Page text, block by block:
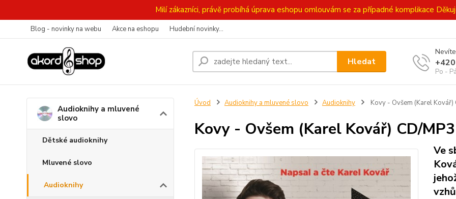
Milí zákazníci, právě probíhá úprava eshopu omlouvám se za případné komplikace
Blog - novinky na webu Akce na eshopu Hudební novinky...
Hledat
Po -
Audioknihy a mluvené
slovo
Dětské audioknihy
Mluvené slovo
Audioknihy
Úvod Audioknihy a mluvené slovo Audioknihy Kovy - Ovšem (Karel Kovář)
Kovy - Ovšem (Karel Kovář) CD/MP3
Ve